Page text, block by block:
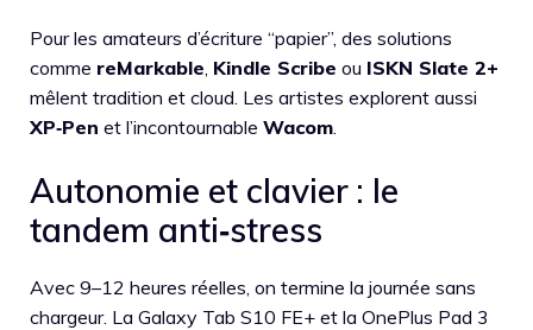
Pour les amateurs d’écriture “papier”, des solutions
comme reMarkable Kindle Scribe ou ISKN Slate 2+
mêlent tradition et cloud. Les artistes explorent aussi
XP‑Pen et l’incontournable Wacom
Autonomie et clavier : le
tandem anti‑stress
Avec 9–12 heures réelles, on termine la journée sans
chargeur. La Galaxy Tab S10 FE+ et la OnePlus Pad 3